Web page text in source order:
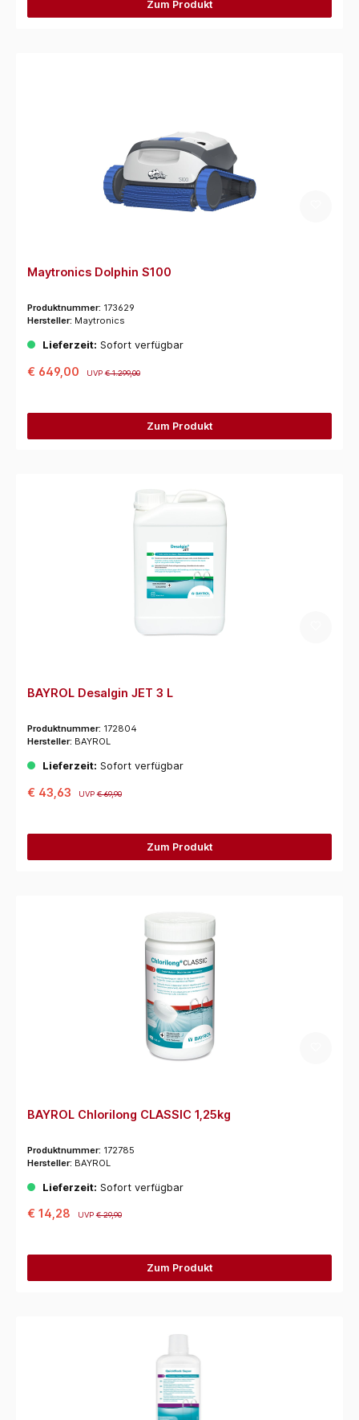
Zum Produkt
Maytronics Dolphin S100
Produktnummer: 173629
Hersteller: Maytronics
Lieferzeit: Sofort verfügbar
€ 649,00 UVP€ 1.299,00
Zum Produkt
BAYROL Desalgin JET 3 L
Produktnummer: 172804
Hersteller: BAYROL
Lieferzeit: Sofort verfügbar
€ 43,63 UVP€ 69,90
Zum Produkt
BAYROL Chlorilong CLASSIC 1,25kg
Produktnummer: 172785
Hersteller: BAYROL
Lieferzeit: Sofort verfügbar
€ 14,28 UVP€ 29,90
Zum Produkt